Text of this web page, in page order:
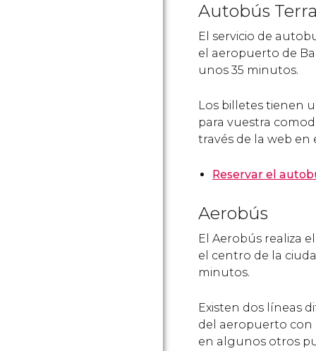
Autobús
El servicio de
el aeropuerto de
unos 35 minutos.
Los billetes tienen
para vuestra
través de la web en
Reservar el
Aerobús
El Aerobús realiza
el centro de la
minutos.
Existen dos líneas
del aeropuerto con
en algunos otros